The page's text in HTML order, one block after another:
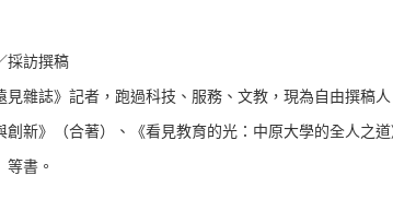
採訪撰稿
見雜誌》記者，跑過科技、服務、文教，現為自由撰稿
創新》（合著）、《看見教育的光：中原大學的全人之
等書。